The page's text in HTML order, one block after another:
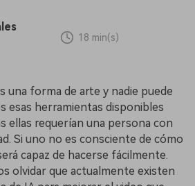
18 min(s)
una forma de arte y nadie puede
esas herramientas disponibles
ellas requerían una persona con
Si uno no es consciente de cómo
capaz de hacerse fácilmente.
olvidar que actualmente existen